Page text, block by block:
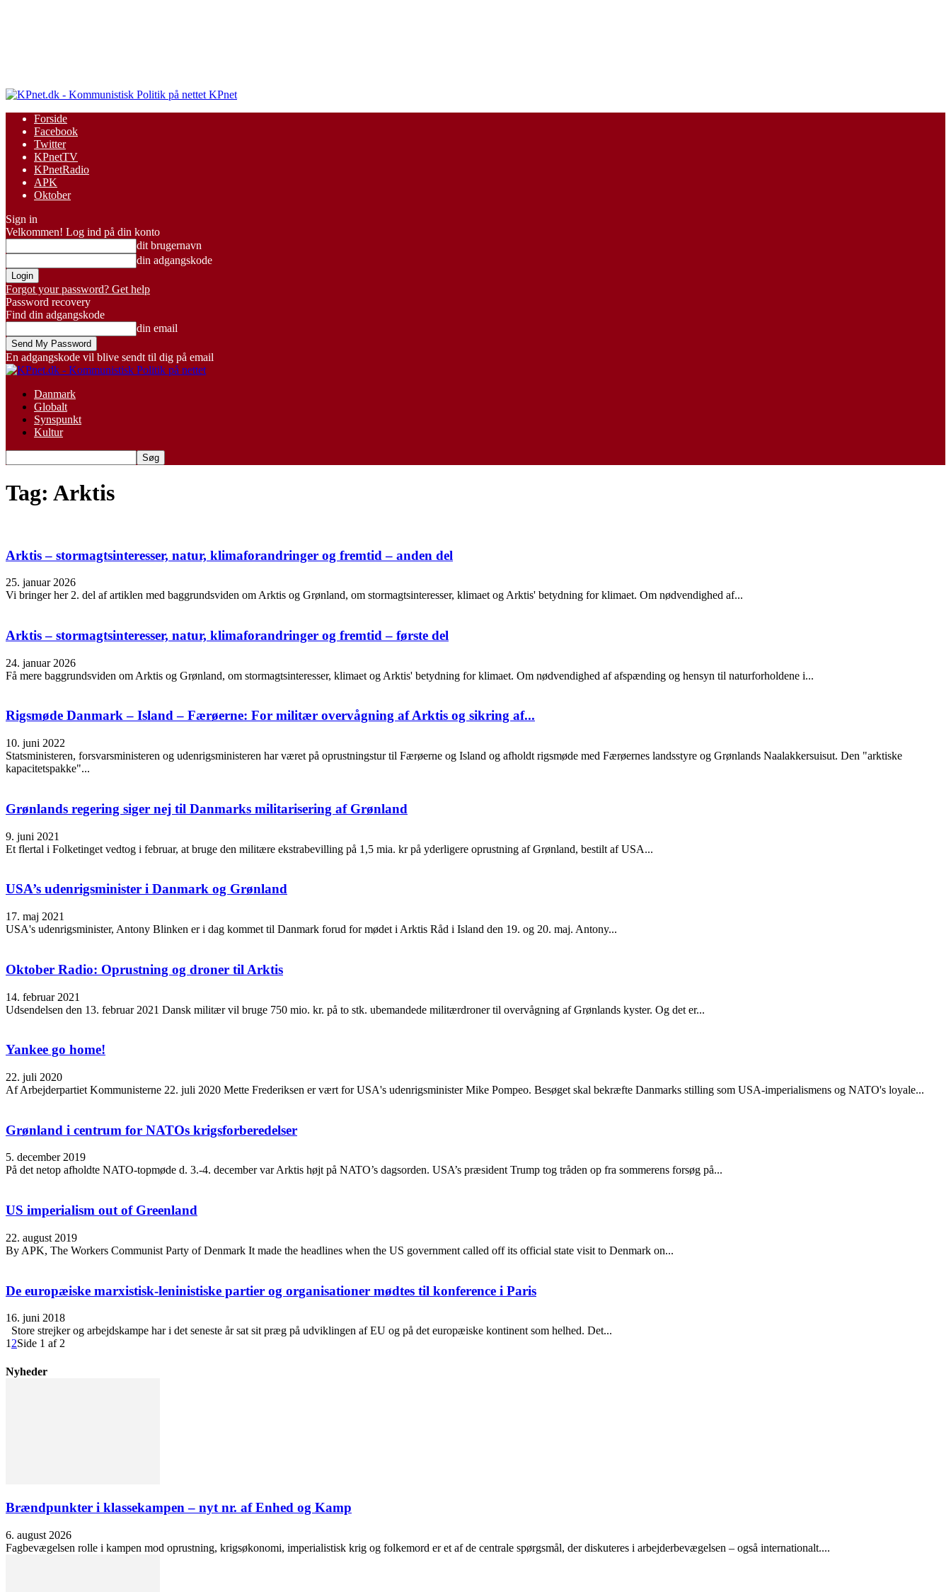
KPnet
Forside
Facebook
Twitter
KPnetTV
KPnetRadio
APK
Oktober
Sign in
Velkommen! Log ind på din konto
dit brugernavn
din adgangskode
Forgot your password? Get help
Password recovery
Find din adgangskode
din email
En adgangskode vil blive sendt til dig på email
Danmark
Globalt
Synspunkt
Kultur
Tag: Arktis
Arktis – stormagtsinteresser, natur, klimaforandringer og fremtid – anden del
25. januar 2026
Vi bringer her 2. del af artiklen med baggrundsviden om Arktis og Grønland, om stormagtsinteresser, klimaet og Arktis' betydning for klimaet. Om nødvendighed af...
Arktis – stormagtsinteresser, natur, klimaforandringer og fremtid – første del
24. januar 2026
Få mere baggrundsviden om Arktis og Grønland, om stormagtsinteresser, klimaet og Arktis' betydning for klimaet. Om nødvendighed af afspænding og hensyn til naturforholdene i...
Rigsmøde Danmark – Island – Færøerne: For militær overvågning af Arktis og sikring af...
10. juni 2022
Statsministeren, forsvarsministeren og udenrigsministeren har været på oprustningstur til Færøerne og Island og afholdt rigsmøde med Færøernes landsstyre og Grønlands Naalakkersuisut. Den "arktiske
kapacitetspakke"...
Grønlands regering siger nej til Danmarks militarisering af Grønland
9. juni 2021
Et flertal i Folketinget vedtog i februar, at bruge den militære ekstrabevilling på 1,5 mia. kr på yderligere oprustning af Grønland, bestilt af USA...
USA’s udenrigsminister i Danmark og Grønland
17. maj 2021
USA's udenrigsminister, Antony Blinken er i dag kommet til Danmark forud for mødet i Arktis Råd i Island den 19. og 20. maj. Antony...
Oktober Radio: Oprustning og droner til Arktis
14. februar 2021
Udsendelsen den 13. februar 2021 Dansk militær vil bruge 750 mio. kr. på to stk. ubemandede militærdroner til overvågning af Grønlands kyster. Og det er...
Yankee go home!
22. juli 2020
Af Arbejderpartiet Kommunisterne 22. juli 2020 Mette Frederiksen er vært for USA's udenrigsminister Mike Pompeo. Besøget skal bekræfte Danmarks stilling som USA-imperialismens og NATO's loyale...
Grønland i centrum for NATOs krigsforberedelser
5. december 2019
På det netop afholdte NATO-topmøde d. 3.-4. december var Arktis højt på NATO’s dagsorden. USA’s præsident Trump tog tråden op fra sommerens forsøg på...
US imperialism out of Greenland
22. august 2019
By APK, The Workers Communist Party of Denmark It made the headlines when the US government called off its official state visit to Denmark on...
De europæiske marxistisk-leninistiske partier og organisationer mødtes til konference i Paris
16. juni 2018
Store strejker og arbejdskampe har i det seneste år sat sit præg på udviklingen af EU og på det europæiske kontinent som helhed. Det...
1 2Side 1 af 2
Nyheder
Brændpunkter i klassekampen – nyt nr. af Enhed og Kamp
6. august 2026
Fagbevægelsen rolle i kampen mod oprustning, krigsøkonomi, imperialistisk krig og folkemord er et af de centrale spørgsmål, der diskuteres i arbejderbevægelsen – også internationalt....